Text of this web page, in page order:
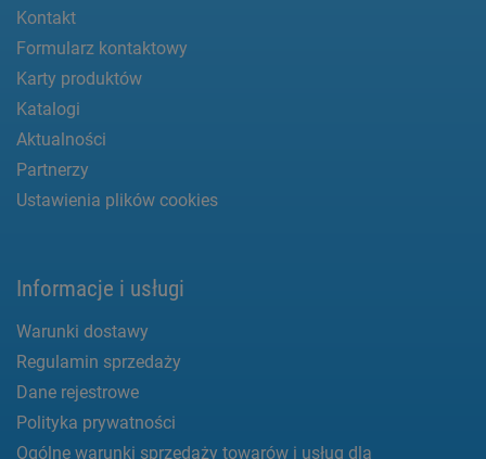
Kontakt
Formularz kontaktowy
Karty produktów
Katalogi
Aktualności
Partnerzy
Ustawienia plików cookies
Informacje i usługi
Warunki dostawy
Regulamin sprzedaży
Dane rejestrowe
Polityka prywatności
Ogólne warunki sprzedaży towarów i usług dla